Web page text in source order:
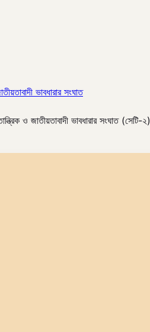
ভাবধারার সংঘাত
ও জাতীয়তাবাদী ভাবধারার সংঘাত (সেটি-২)